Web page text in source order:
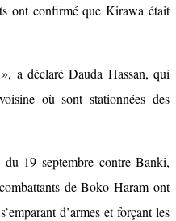
ont confirmé que Kirawa était
a déclaré Dauda Hassan, qui
où sont stationnées des
19 septembre contre Banki,
de Boko Haram ont
d’armes et forçant les